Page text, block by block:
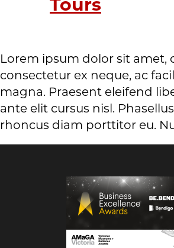
Lorem ipsum dolor sit
consectetur ex neque, ac
magna. Praesent eleifend
ante elit cursus nisl.
rhoncus diam porttitor eu.